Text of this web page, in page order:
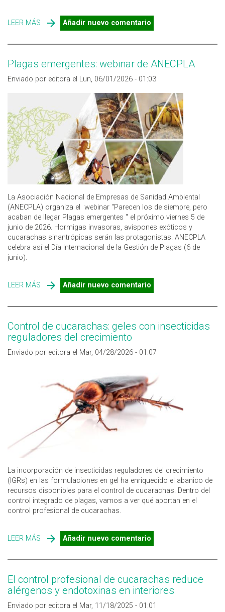
LEER MÁS SOBRE LLEGA LA TEMPORADA ALTA DE LA CUCARACHA
BLATTA ORIENTALIS
Añadir nuevo comentario
Plagas emergentes: webinar de ANECPLA
Enviado por editora el Lun, 06/01/2026 - 01:03
La Asociación Nacional de Empresas de Sanidad Ambiental
(ANECPLA) organiza el webinar "Parecen los de siempre, pero
acaban de llegar Plagas emergentes " el próximo viernes 5 de
junio de 2026. Hormigas invasoras, avispones exóticos y
cucarachas sinantrópicas serán las protagonistas. ANECPLA
celebra así el Día Internacional de la Gestión de Plagas (6 de
junio).
LEER MÁS SOBRE PLAGAS EMERGENTES: WEBINAR DE ANECPLA
Añadir nuevo comentario
Control de cucarachas: geles con insecticidas
reguladores del crecimiento
Enviado por editora el Mar, 04/28/2026 - 01:07
La incorporación de insecticidas reguladores del crecimiento
(IGRs) en las formulaciones en gel ha enriquecido el abanico de
recursos disponibles para el control de cucarachas. Dentro del
control integrado de plagas, vamos a ver qué aportan en el
control profesional de cucarachas.
LEER MÁS SOBRE CONTROL DE CUCARACHAS: GELES CON
INSECTICIDAS REGULADORES DEL CRECIMIENTO
Añadir nuevo comentario
El control profesional de cucarachas reduce
alérgenos y endotoxinas en interiores
Enviado por editora el Mar, 11/18/2025 - 01:01